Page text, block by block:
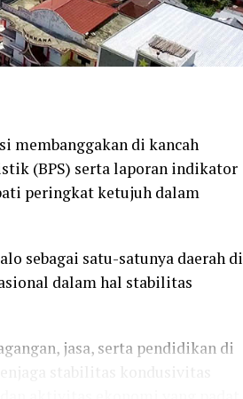
membanggakan di kancah
(BPS) serta laporan indikator
peringkat ketujuh dalam
sebagai satu-satunya daerah di
dalam hal stabilitas
jasa, serta pendidikan di